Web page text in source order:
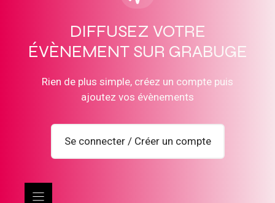
DIFFUSEZ VOTRE
ÉVÈNEMENT SUR GRABUGE
Rien de plus simple, créez un compte puis
ajoutez vos évènements
Se connecter / Créer un compte